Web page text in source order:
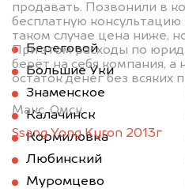
продавать. Позвонили в
бесплатную консультацию
таком случае цена ниже,
При этом расходы по
берёт на себя компания, а
остаток денег без всяких
Макс, Омск
Ssang Yong Kyron 2013г
Береговой
Большие Уки
Знаменское
Калачинск
Кормиловка
Любинский
Муромцево